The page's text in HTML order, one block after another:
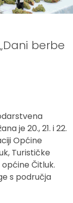
berbe
je 20., 21. i 22.
Općine
Turističke
Čitluk.
s područja